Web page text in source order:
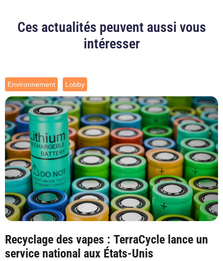
Ces actualités peuvent aussi vous
intéresser
Environnement Lobby
Recyclage des vapes : TerraCycle lance un
service national aux États-Unis